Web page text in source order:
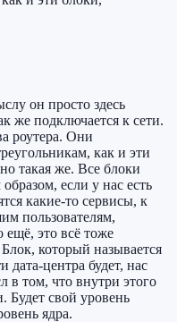
он просто здесь
же подключается к сети.
роутера. Они
как и эти
такая же. Все блоки
если у нас есть
какие-то сервисы, к
пользователям,
ещё, это всё тоже
который называется
дата-центра будет, нас
в том, что внутри этого
Будет свой уровень
ядра.